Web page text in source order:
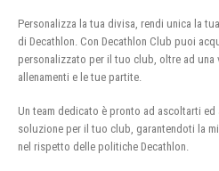
Personalizza la tua divisa, rendi unica la
di Decathlon. Con Decathlon Club puoi
personalizzato per il tuo club, oltre ad una
allenamenti e le tue partite.
Un team dedicato è pronto ad ascoltarti
soluzione per il tuo club, garantendoti la
nel rispetto delle politiche Decathlon.